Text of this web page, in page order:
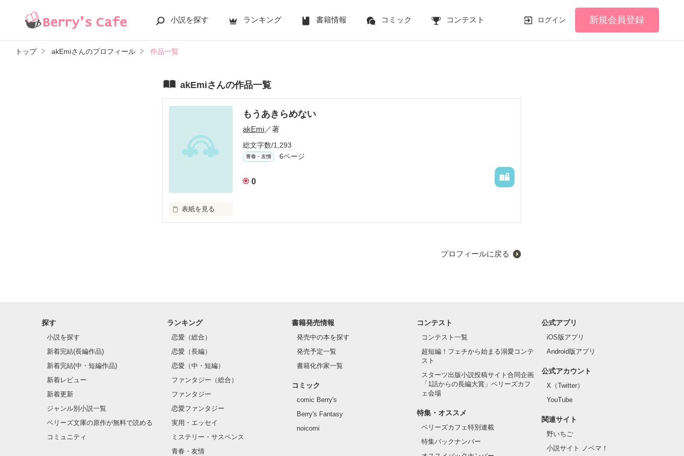
小説を探す ランキング 書籍情報 コミック コンテスト ログイン 新規会員登録
トップ akEmiさんのプロフィール 作品一覧
akEmiさんの作品一覧
もうあきらめない
akEmi／著
総文字数/1,293
青春・友情 6ページ
0
表紙を見る
プロフィールに戻る
探す
小説を探す
新着完結(長編作品)
新着完結(中・短編作品)
新着レビュー
新着更新
ジャンル別小説一覧
ベリーズ文庫の原作が無料で読める
コミュニティ
ランキング
恋愛（総合）
恋愛（長編）
恋愛（中・短編）
ファンタジー（総合）
ファンタジー
恋愛ファンタジー
実用・エッセイ
ミステリー・サスペンス
青春・友情
書籍発売情報
発売中の本を探す
発売予定一覧
書籍化作家一覧
コミック
comic Berry's
Berry's Fantasy
noicomi
コンテスト
コンテスト一覧
超短編！フェチから始まる溺愛コンテ
スト
スターツ出版小説投稿サイト合同企画
「1話からの長編大賞」ベリーズカフ
ェ会場
特集・オススメ
ベリーズカフェ特別連載
特集バックナンバー
公式アプリ
iOS版アプリ
Android版アプリ
公式アカウント
X（Twitter）
YouTube
関連サイト
野いちご
小説サイト ノベマ！